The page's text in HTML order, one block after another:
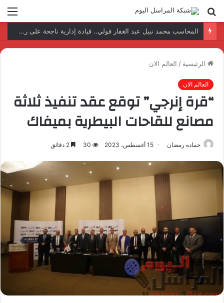
بحث
عن
نتائج إيجابية بعد زيارة وفد الجامعة المصرية النتائج إيجابية بعد زيارة وفد الجامعة المصرية الروسية لمصنع الإلكترونياتروسية لمصنع الإلكترونيات
الرئيسية / العالم الان
العالم الان
“قرة إنرجي” توقع عقد تنفيذ ثلاثة
مصانع للقاحات البيطرية بميفاك
حماده رمضان 15 أغسطس، 2023 30